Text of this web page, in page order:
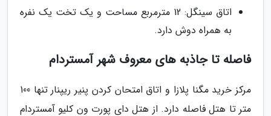
اتاق سینگل: 12 مترمربع مساحت و یک تخت یک نفره
به همراه دوش دارد.
فاصله تا جاذبه های معروف شهر آمستردام
مرکز خرید مگنا پلازا و اتاق امتحان کردن پنیر ریپنار تنها 100
متر تا هتل فاصله دارد. از هتل دای پورت ون کلیو آمستردام